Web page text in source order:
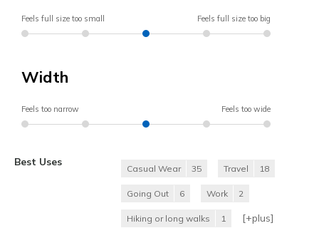
Feels full size too small Feels full size too big
Width
Feels too narrow Feels too wide
Best Uses
Casual Wear 35 Travel 18
Going Out 6 Work 2
Hiking or long walks 1 [+plus]